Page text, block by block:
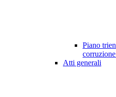
Piano
Atti generali